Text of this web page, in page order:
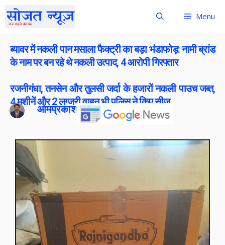
Menu
ब्यावर में नकली पान मसाला फैक्ट्री का बड़ा भंडाफोड़: नामी ब्रांड
के नाम पर बन रहे थे नकली उत्पाद, 4 आरोपी गिरफ्तार
रजनीगंधा, तनसेन और तुलसी जर्दा के हजारों नकली पाउच जब्त,
4 मशीनें और 2 लग्जरी वाहन भी पुलिस ने किए सीज
ओमप्रकाश बोराना
Publish On: 13 June 2026